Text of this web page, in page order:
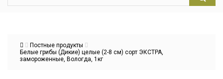
Постные продукты
Белые грибы (Дикие) целые (2-8 см) сорт ЭКСТРА,
замороженные, Вологда, 1кг